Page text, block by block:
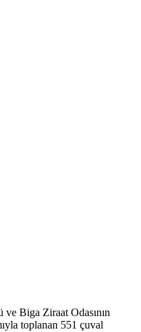
Biga Ziraat Odasının
toplanan 551 çuval